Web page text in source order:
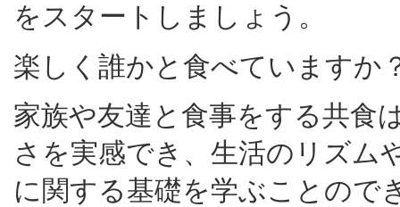
をスタートしましょう。
楽しく誰かと食べていますか
家族や友達と食事をする共食
さを実感でき、生活のリズム
に関する基礎を学ぶことので